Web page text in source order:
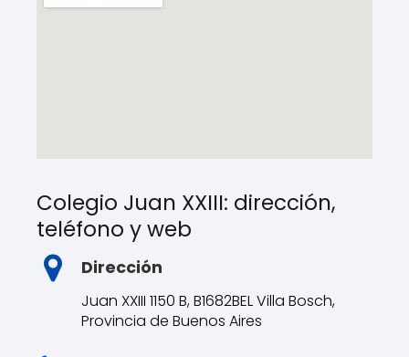
Colegio Juan XXIII: dirección,
teléfono y web
Dirección
Juan XXIII 1150 B, B1682BEL Villa Bosch,
Provincia de Buenos Aires